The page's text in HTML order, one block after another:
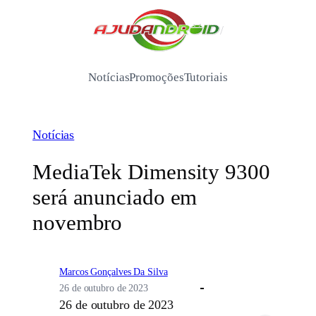
/
NotíciasPromoçõesTutoriais
Notícias
MediaTek Dimensity 9300
será anunciado em
novembro
Marcos Gonçalves Da Silva
26 de outubro de 2023
26 de outubro de 2023